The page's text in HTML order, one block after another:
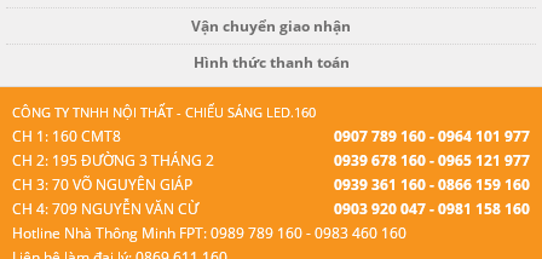
Vận chuyển giao nhận
Hình thức thanh toán
CÔNG TY TNHH NỘI THẤT - CHIẾU SÁNG LED.160
CH 1: 160 CMT8
0907 789 160 - 0964 101 977
CH 2: 195 ĐƯỜNG 3 THÁNG 2
0939 678 160 - 0965 121 977
CH 3: 70 VÕ NGUYÊN GIÁP
0939 361 160 - 0866 159 160
CH 4: 709 NGUYỄN VĂN CỪ
0903 920 047 - 0981 158 160
Hotline Nhà Thông Minh FPT: 0989 789 160 - 0983 460 160